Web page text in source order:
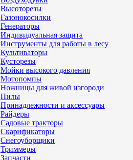
Высоторезы
Газонокосилки
Генераторы
Индивидуальная защита
Инструменты для работы в лесу
Культиваторы
Кусторезы
Мойки высокого давления
Мотопомпы
Ножницы для живой изгороди
Пилы
Принадлежности и аксессуары
Райдеры
Садовые тракторы
Скарификаторы
Снегоуборщики
Триммеры
Запчасти